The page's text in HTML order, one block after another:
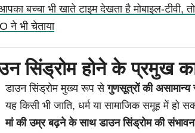
बच्चा भी खाते टाइम देखता है मोबाइल-
ने भी चेताया
सिंड्रोम होने के प्रमुख
डाउन सिंड्रोम मुख्य रूप सेगुणसूत्रों की असामान्य
यह किसी भी जाति, धर्म या सामाजिक समूह में हो
मां की उम्र बढ़ने के साथ डाउन सिंड्रोम की